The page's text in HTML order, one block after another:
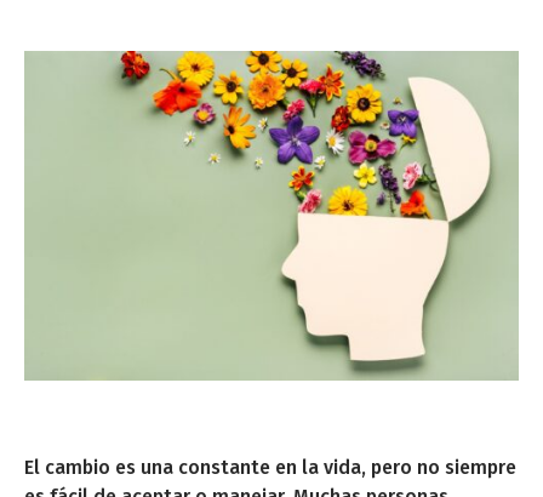
El cambio es una constante en la vida, pero no siempre